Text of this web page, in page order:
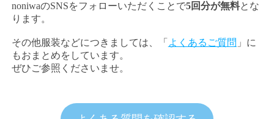
noniwaのSNSをフォローいただくことで5回分が無料とな
ります。
その他服装などにつきましては、「 よくあるご質問 」に
もおまとめをしています。
ぜひご参照くださいませ。